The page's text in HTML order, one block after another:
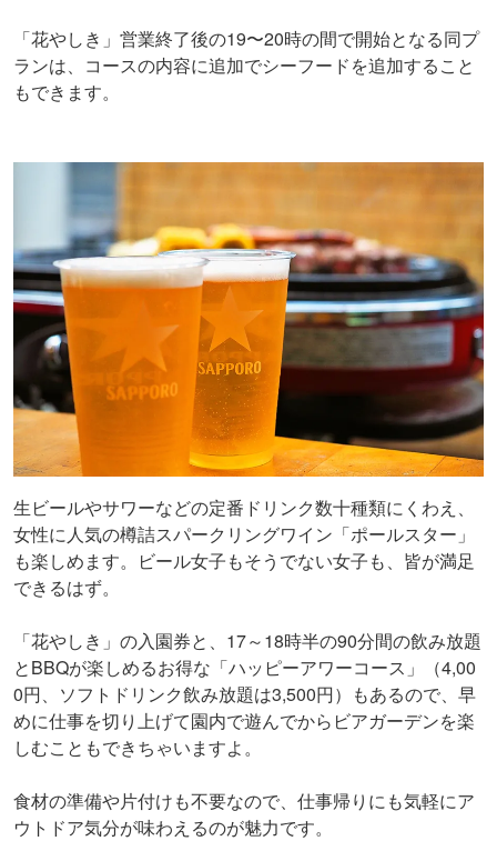
「花やしき」営業終了後の19〜20時の間で開始となる同プ
ランは、コースの内容に追加でシーフードを追加すること
もできます。
生ビールやサワーなどの定番ドリンク数十種類にくわえ、
女性に人気の樽詰スパークリングワイン「ポールスター」
も楽しめます。ビール女子もそうでない女子も、皆が満足
できるはず。
「花やしき」の入園券と、17～18時半の90分間の飲み放題
とBBQが楽しめるお得な「ハッピーアワーコース」（4,00
0円、ソフトドリンク飲み放題は3,500円）もあるので、早
めに仕事を切り上げて園内で遊んでからビアガーデンを楽
しむこともできちゃいますよ。
食材の準備や片付けも不要なので、仕事帰りにも気軽にア
ウトドア気分が味わえるのが魅力です。